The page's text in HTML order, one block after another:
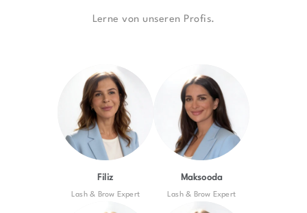
Lerne von unseren Profis.
Filiz
Lash & Brow Expert
Maksooda
Lash & Brow Expert